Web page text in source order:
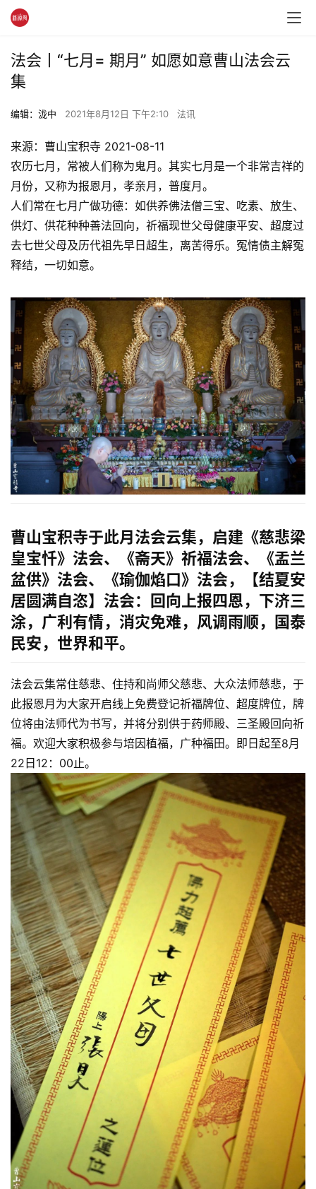
法会丨“七月= 期月” 如愿如意曹山法会云
集
编辑：泷中 2021年8月12日 下午2:10 法讯
来源：曹山宝积寺 2021-08-11
农历七月，常被人们称为鬼月。其实七月是一个非常吉祥的
月份，又称为报恩月，孝亲月，普度月。
人们常在七月广做功德：如供养佛法僧三宝、吃素、放生、
供灯、供花种种善法回向，祈福现世父母健康平安、超度过
去七世父母及历代祖先早日超生，离苦得乐。冤情债主解冤
释结，一切如意。
曹山宝积寺于此月法会云集，启建 《慈悲梁
皇宝忏》法会、 《斋天》祈福法会、
《盂兰
盆供》法会、 《瑜伽焰口》法会，
【结夏安
居圆满自恣】法会：
回向上报四恩，下济三
涂，广利有情，消灾免难，风调雨顺，国泰
民安，世界和平。
法会云集常住慈悲、住持和尚师父慈悲、大众法师慈悲，于
此报恩月为大家开启线上免费登记祈福牌位、超度牌位，牌
位将由法师代为书写，并将分别供于药师殿、三圣殿回向祈
福。欢迎大家积极参与培因植福，广种福田。即日起至8月
22日12：00止。